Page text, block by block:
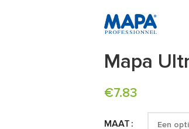
Mapa
€7.83
MAAT